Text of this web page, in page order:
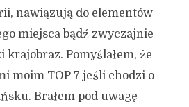
nawiązują do elementów
miejsca bądź zwyczajnie
krajobraz. Pomyślałem, że
moim TOP 7 jeśli chodzi o
Brałem pod uwagę